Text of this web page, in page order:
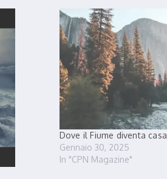
Dove il Fiume diventa casa
Gennaio 30, 2025
In "CPN Magazine"